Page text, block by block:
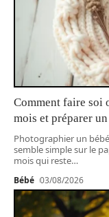
Comment faire soi
mois et préparer
Photographier un
semble simple sur le
mois qui reste…
Bébé 03/08/2026